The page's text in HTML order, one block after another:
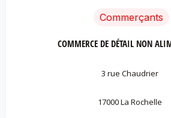
Commerçants
COMMERCE DE DÉTAIL NON
3 rue Chaudrier
17000 La Rochelle